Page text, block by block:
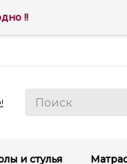
и стулья
!!